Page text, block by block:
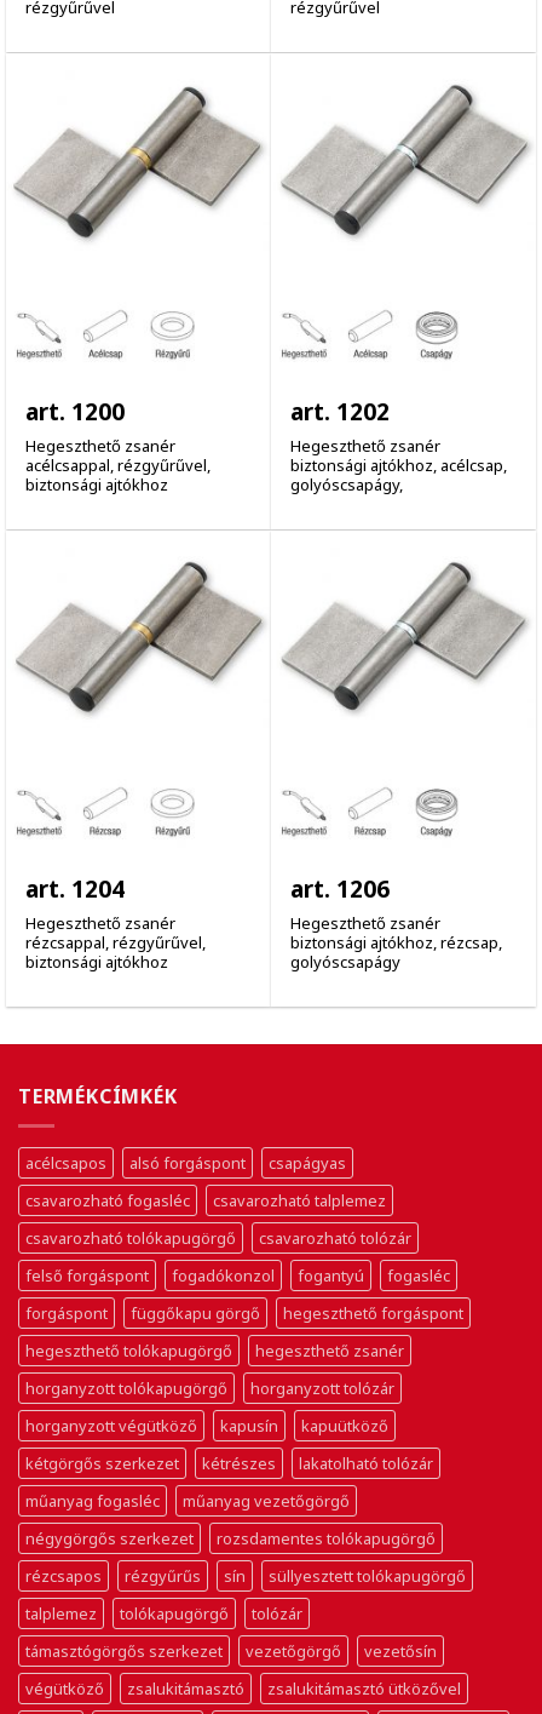
rézgyűrűvel rézgyűrűvel
art. 1200
Hegeszthető zsanér
acélcsappal, rézgyűrűvel,
biztonsági ajtókhoz
art. 1202
Hegeszthető zsanér
biztonsági ajtókhoz, acélcsap,
golyóscsapágy,
art. 1204
Hegeszthető zsanér
rézcsappal, rézgyűrűvel,
biztonsági ajtókhoz
art. 1206
Hegeszthető zsanér
biztonsági ajtókhoz, rézcsap,
golyóscsapágy
TERMÉKCÍMKÉK
acélcsapos alsó forgáspont
csapágyas
csavarozható fogasléc
csavarozható talplemez
csavarozható tolókapugörgő
csavarozható tolózár
felső forgáspont
fogadókonzol fogantyú
fogasléc
forgáspont
függőkapu görgő
hegeszthető forgáspont
hegeszthető tolókapugörgő
hegeszthető zsanér
horganyzott tolókapugörgő
horganyzott tolózár
horganyzott végütköző
kapusín
kapuütköző
kétgörgős szerkezet
kétrészes
lakatolható tolózár
műanyag fogasléc
műanyag vezetőgörgő
négygörgős szerkezet
rozsdamentes tolókapugörgő
rézcsapos
rézgyűrűs sín
süllyesztett tolókapugörgő
talplemez
tolókapugörgő
tolózár
támasztógörgős szerkezet
vezetőgörgő
vezetősín
végütköző
zsalukitámasztó
zsalukitámasztó ütközővel